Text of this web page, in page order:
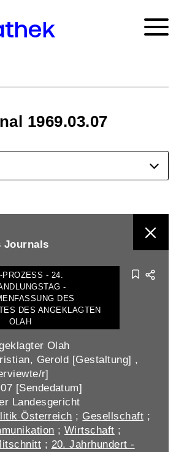
1969.03.07
Journals
PROZESS - 24.
-
DES
DES ANGEKLAGTEN
OLAH
Olah
Gerold [Gestaltung] ,
r]
[Sendedatum]
Landesgericht
Österreich ; Gesellschaft ;
; Wirtschaft ;
; 20. Jahrhundert -